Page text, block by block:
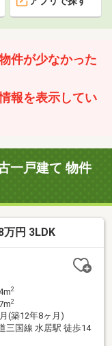
件が少なかった
報を表示してい
一戸建て 物件
万円 3LDK
2
2
(築12年8ヶ月)
三国線 水居駅 徒歩14